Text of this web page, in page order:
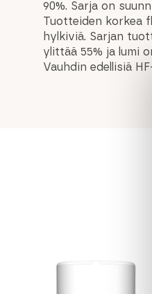
90%. Sarja on
Tuotteiden korkea
hylkiviä. Sarjan
ylittää 55% ja lumi
Vauhdin edellisiä